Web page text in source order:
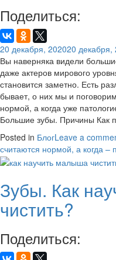
Поделиться:
20 декабря, 202020 декабря,
Вы наверняка видели
даже актеров мирового
становится заметно. Есть
бывает, о них мы и
нормой, а когда уже
Большие зубы. Причины Как
Posted in БлогLeave a
считаются нормой, а когда –
Зубы. Как
чистить?
Поделиться: